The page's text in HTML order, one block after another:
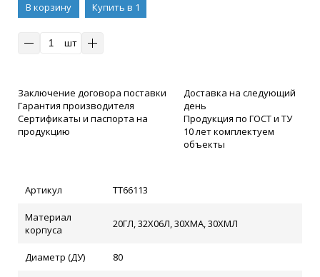
В корзину
Купить в 1
шт
Заключение договора поставки
Гарантия производителя
Сертификаты и паспорта на
продукцию
Доставка на следующий
день
Продукция по ГОСТ и ТУ
10 лет комплектуем
объекты
Артикул ТТ66113
Материал
корпуса
20ГЛ, 32Х06Л, 30ХМА, 30ХМЛ
Диаметр (ДУ) 80